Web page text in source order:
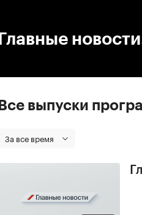
Главные
Все выпуски
За все время